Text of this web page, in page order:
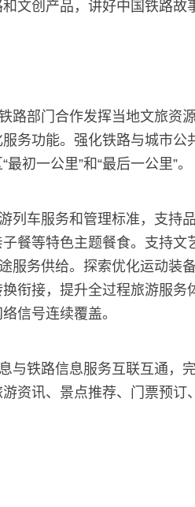
文创产品，讲好中国铁路故
部门合作发挥当地文旅资源
务功能。强化铁路与城市公
初一公里”和“最后一公里”。
车服务和管理标准，支持
餐等特色主题餐食。支持文
服务供给。探索优化运动装
衔接，提升全过程旅游服务
信号连续覆盖。
铁路信息服务互联互通，完
资讯、景点推荐、门票预订